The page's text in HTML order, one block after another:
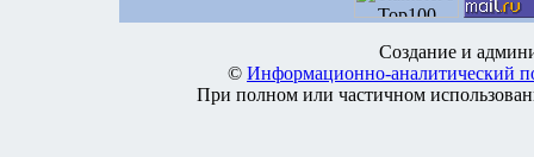
Создание и
© Информационно-аналитический
При полном или частичном